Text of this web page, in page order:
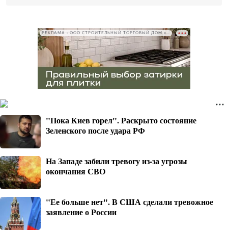
РЕКЛАМА • ООО СТРОИТЕЛЬНЫЙ ТОРГОВЫЙ ДОМ «ПЕТРОВИЧ», ИНН 7802348846
"Пока Киев горел". Раскрыто состояние
Зеленского после удара РФ
На Западе забили тревогу из-за угрозы
окончания СВО
"Ее больше нет". В США сделали тревожное
заявление о России